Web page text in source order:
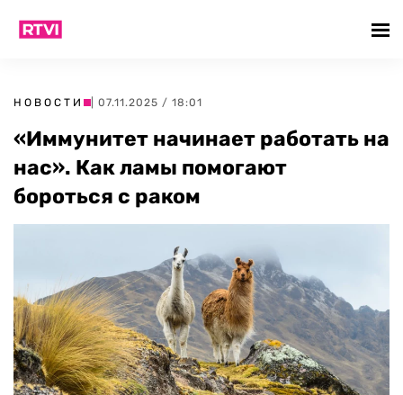
НОВОСТИ | 07.11.2025 / 18:01
«Иммунитет начинает работать на
нас». Как ламы помогают
бороться с раком